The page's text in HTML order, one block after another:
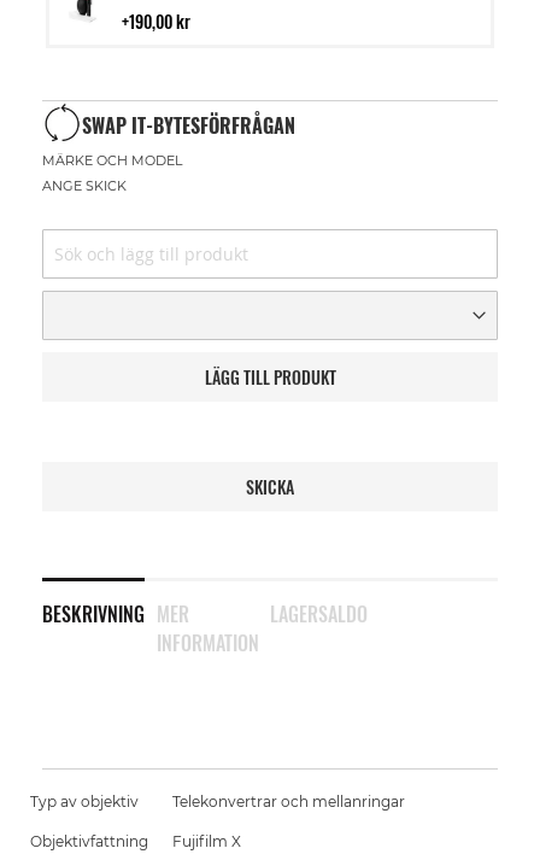
190,00 kr
i
SWAP IT-BYTESFÖRFRÅGAN
MÄRKE OCH MODEL
ANGE SKICK
LÄGG TILL PRODUKT
SKICKA
BESKRIVNING MER
INFORMATION
LAGERSALDO
Typ av objektiv Telekonvertrar och mellanringar
Objektivfattning Fujifilm X